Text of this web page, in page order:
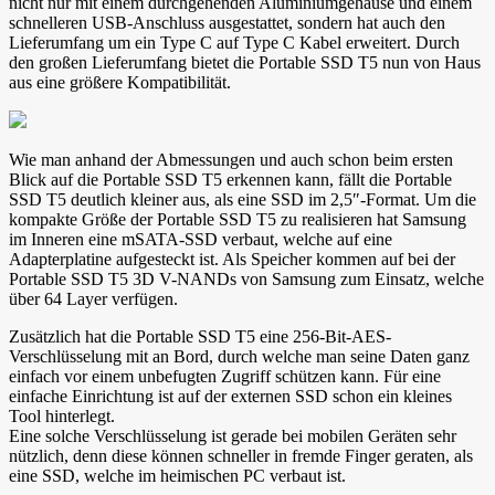
schnelleren USB-Anschluss ausgestattet, sondern hat auch den
Lieferumfang um ein Type C auf Type C Kabel erweitert. Durch
den großen Lieferumfang bietet die Portable SSD T5 nun von Haus
aus eine größere Kompatibilität.
Wie man anhand der Abmessungen und auch schon beim ersten
Blick auf die Portable SSD T5 erkennen kann, fällt die Portable
SSD T5 deutlich kleiner aus, als eine SSD im 2,5″-Format. Um die
kompakte Größe der Portable SSD T5 zu realisieren hat Samsung
im Inneren eine mSATA-SSD verbaut, welche auf eine
Adapterplatine aufgesteckt ist. Als Speicher kommen auf bei der
Portable SSD T5 3D V-NANDs von Samsung zum Einsatz, welche
über 64 Layer verfügen.
Zusätzlich hat die Portable SSD T5 eine 256-Bit-AES-
Verschlüsselung mit an Bord, durch welche man seine Daten ganz
einfach vor einem unbefugten Zugriff schützen kann. Für eine
einfache Einrichtung ist auf der externen SSD schon ein kleines
Tool hinterlegt.
Eine solche Verschlüsselung ist gerade bei mobilen Geräten sehr
nützlich, denn diese können schneller in fremde Finger geraten, als
eine SSD, welche im heimischen PC verbaut ist.